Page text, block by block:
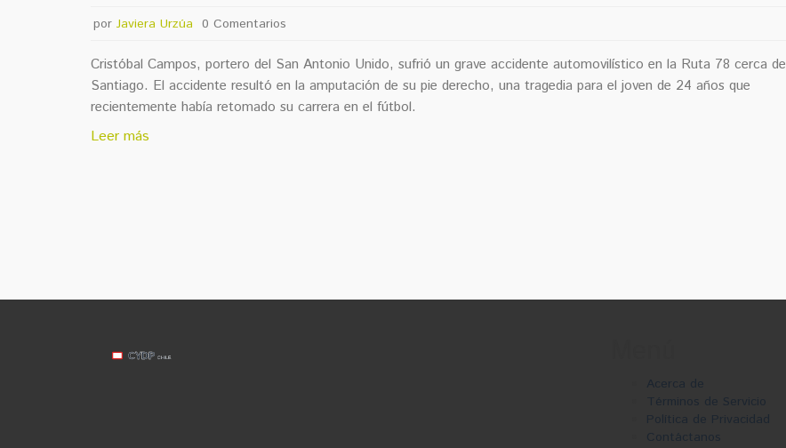
por Javiera Urzúa 0 Comentarios
Cristóbal Campos, portero del San Antonio Unido, sufrió un grave accidente automovilístico en la Ruta 78 cerca de
Santiago. El accidente resultó en la amputación de su pie derecho, una tragedia para el joven de 24 años que
recientemente había retomado su carrera en el fútbol.
Leer más
Acerca de
Términos de Servicio
Política de Privacidad
Contáctanos